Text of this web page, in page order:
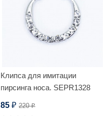
Клипса для имитации
пирсинга носа. SEPR1328
85 ₽ 220₽